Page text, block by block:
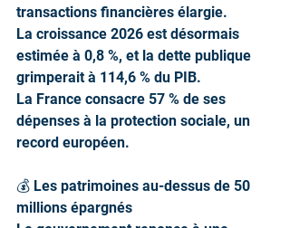
transactions financières élargie.
La croissance 2026 est désormais
estimée à 0,8 %, et la dette publique
grimperait à 114,6 % du PIB.
La France consacre 57 % de ses
dépenses à la protection sociale, un
record européen.
💰 Les patrimoines au-dessus de 50
millions épargnés